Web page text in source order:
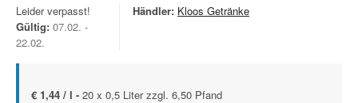
Leider verpasst!
Gültig: 07.02. -
22.02.
Händler: Kloos Getränke
€ 1,44 / l - 20 x 0,5 Liter zzgl. 6,50 Pfand